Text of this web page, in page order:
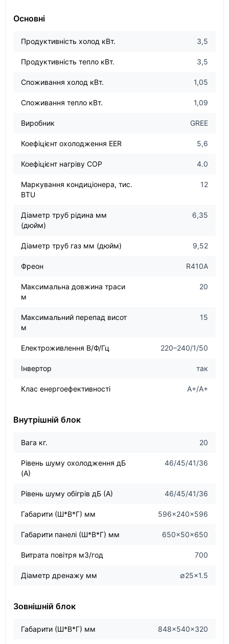
Основні
Продуктивність холод кВт. 3,5
Продуктивність тепло кВт. 3,5
Споживання холод кВт. 1,05
Споживання тепло кВт. 1,09
Виробник GREE
Коефіцієнт охолодження EER 5,6
Коефіцієнт нагріву COP 4.0
Маркування кондиціонера, тис.
BTU
12
Діаметр труб рідина мм
(дюйм)
6,35
Діаметр труб газ мм (дюйм) 9,52
Фреон R410A
Максимальна довжина траси
м
20
Максимальний перепад висот
м
15
Електроживлення В/Ф/Гц 220–240/1/50
Інвертор так
Клас енергоефективності A+/A+
Внутрішній блок
Вага кг. 20
Рівень шуму охолодження дБ
(А)
46/45/41/36
Рівень шуму обігрів дБ (А) 46/45/41/36
Габарити (Ш*В*Г) мм 596×240×596
Габарити панелі (Ш*В*Г) мм 650×50×650
Витрата повітря м3/год 700
Діаметр дренажу мм ∅25×1.5
Зовнішній блок
Габарити (Ш*В*Г) мм 848×540×320